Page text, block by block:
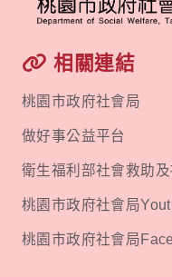
相關連結
桃園市政府社會局
做好事公益平台
衛生福利部社會救助及
桃園市政府社會局
桃園市政府社會局